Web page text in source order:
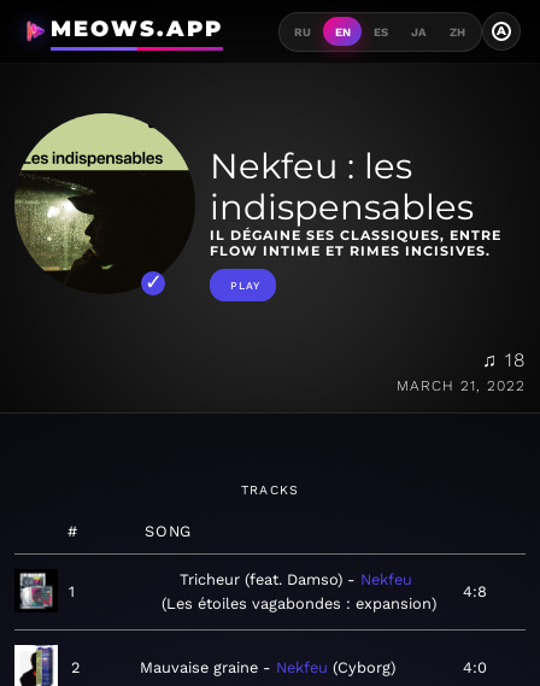
MEOWS.APP RU EN ES JA ZH A
Nekfeu : les
indispensables
IL DÉGAINE SES CLASSIQUES, ENTRE
FLOW INTIME ET RIMES INCISIVES.
PLAY
♫ 18
MARCH 21, 2022
TRACKS
# SONG
1
Tricheur (feat. Damso)
Nekfeu
Les étoiles vagabondes : expansion
4:8
2 Mauvaise graine Nekfeu Cyborg 4:0